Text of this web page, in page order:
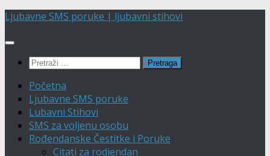
Skip
content
Ljubavne SMS poruke | ljubavni stihovi
Pretraga:
Početna
Ljubavne SMS poruke
Lubavni Stihovi
SMS za voljenu osobu
Rođendanske Čestitke i Poruke
Citati za rodjendan